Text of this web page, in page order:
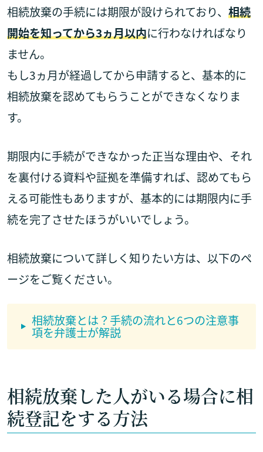
相続放棄の手続には期限が設けられており、 相続
開始を知ってから3ヵ月以内に行わなければなり
ません。
もし3ヵ月が経過してから申請すると、基本的に
相続放棄を認めてもらうことができなくなりま
す。
期限内に手続ができなかった正当な理由や、それ
を裏付ける資料や証拠を準備すれば、認めてもら
える可能性もありますが、基本的には期限内に手
続を完了させたほうがいいでしょう。
相続放棄について詳しく知りたい方は、以下のペ
ージをご覧ください。
相続放棄とは？手続の流れと6つの注意事
項を弁護士が解説
相続放棄した人がいる場合に相
続登記をする方法